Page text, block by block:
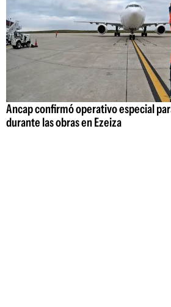
Ancap confirmó operativo especial
durante las obras en Ezeiza